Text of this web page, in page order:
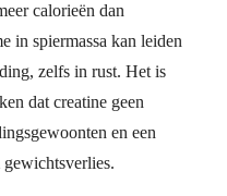
calorieën dan
in spiermassa kan leiden
zelfs in rust. Het is
dat creatine geen
en een
gewichtsverlies.